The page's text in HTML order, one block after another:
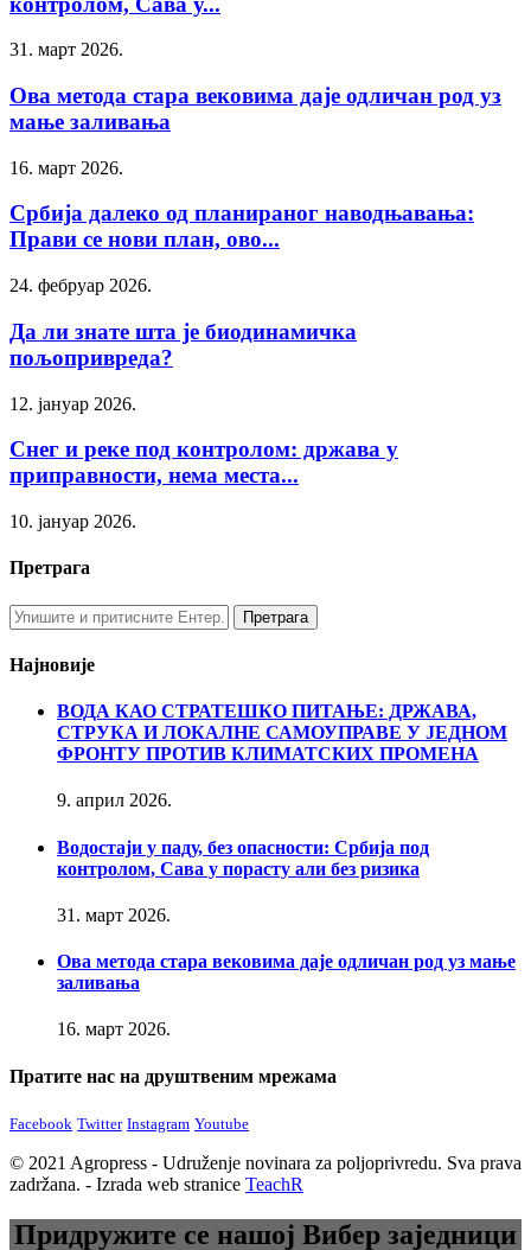
31. март 2026.
Ова метода стара вековима даје одличан род уз
мање заливања
16. март 2026.
Србија далеко од планираног наводњавања:
Прави се нови план, ово...
24. фебруар 2026.
Да ли знате шта је биодинамичка
пољопривреда?
12. јануар 2026.
Снег и реке под контролом: држава у
приправности, нема места...
10. јануар 2026.
Претрага
Најновије
ВОДА КАО СТРАТЕШКО ПИТАЊЕ: ДРЖАВА,
СТРУКА И ЛОКАЛНЕ САМОУПРАВЕ У ЈЕДНОМ
ФРОНТУ ПРОТИВ КЛИМАТСКИХ ПРОМЕНА
9. април 2026.
Водостаји у паду, без опасности: Србија под
контролом, Сава у порасту али без ризика
31. март 2026.
Ова метода стара вековима даје одличан род уз мање
заливања
16. март 2026.
Пратите нас на друштвеним мрежама
Facebook Twitter Instagram Youtube
© 2021 Agropress - Udruženje novinara za poljoprivredu. Sva prava
zadržana. - Izrada web stranice TeachR
Придружите се нашој Вибер заједници